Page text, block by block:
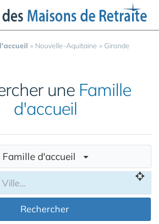
» Nouvelle-Aquitaine » Gironde
une Famille
d'accueil
Famille d'accueil
Rechercher